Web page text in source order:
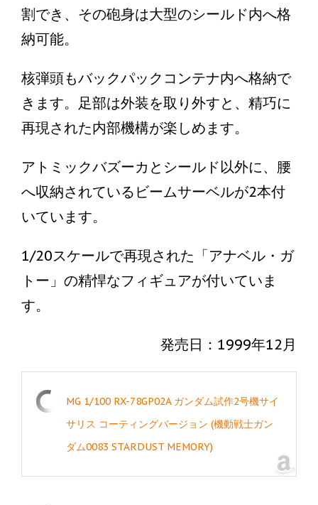
割でき、その砲身は大型のシールド内へ格
納可能。
核弾頭もバックパックコンテナ内へ格納で
きます。足部は外装を取り外すと、精巧に
再現された内部機構が楽しめます。
アトミックバズーカとシールド以外に、腰
へ収納されているビームサーベルが2本付
いています。
1/20スケールで再現された「アナベル・ガ
トー」の精悍なフィギュアが付いていま
す。
発売日：1999年12月
MG 1/100 RX-78GP02A ガンダム試作2号機サイ
サリス コーティングバージョン (機動戦士ガン
ダム0083 STARDUST MEMORY)